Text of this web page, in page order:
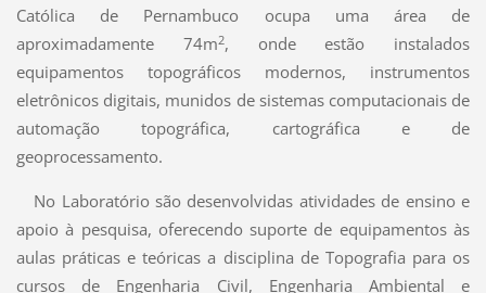
Católica de Pernambuco ocupa uma área de
aproximadamente 74m2, onde estão instalados
equipamentos topográficos modernos, instrumentos
eletrônicos digitais, munidos de sistemas computacionais de
automação topográfica, cartográfica e de
geoprocessamento.
No Laboratório são desenvolvidas atividades de ensino e
apoio à pesquisa, oferecendo suporte de equipamentos às
aulas práticas e teóricas a disciplina de Topografia para os
cursos de Engenharia Civil, Engenharia Ambiental e